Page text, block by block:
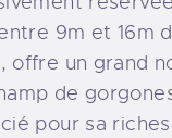
9m et 16m
offre un grand
de
pour sa